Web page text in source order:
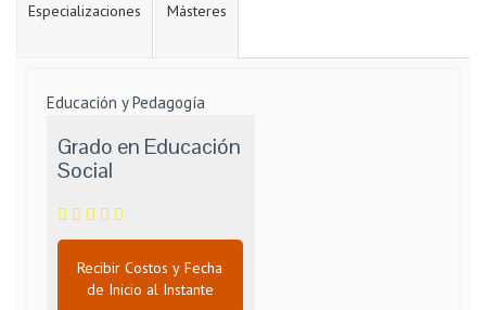
Especializaciones Másteres
Educación y Pedagogía
Grado en Educación
Social
Recibir Costos y Fecha
de Inicio al Instante